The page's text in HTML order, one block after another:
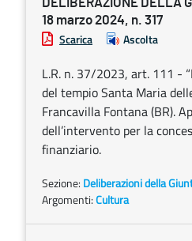
DELIBERAZIONE DELLA
18 marzo 2024, n. 317
Scarica Ascolta
L.R. n. 37/2023, art. 111 -
del tempio Santa Maria
Francavilla Fontana (BR).
dell’intervento per la
finanziario.
Sezione: Deliberazioni della
Argomenti:Cultura